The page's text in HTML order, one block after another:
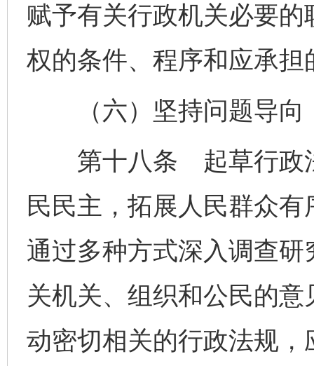
赋予有关行政机关必要
权的条件、程序和应承担
（六）坚持问题导向
第十八条 起草行政法
民民主，拓展人民群众
通过多种方式深入调查
关机关、组织和公民的
动密切相关的行政法规